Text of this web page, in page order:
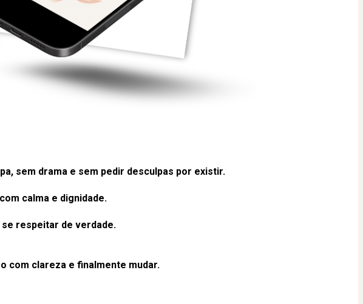
sem drama e sem pedir desculpas por existir.
calma e dignidade.
respeitar de verdade.
com clareza e finalmente mudar.